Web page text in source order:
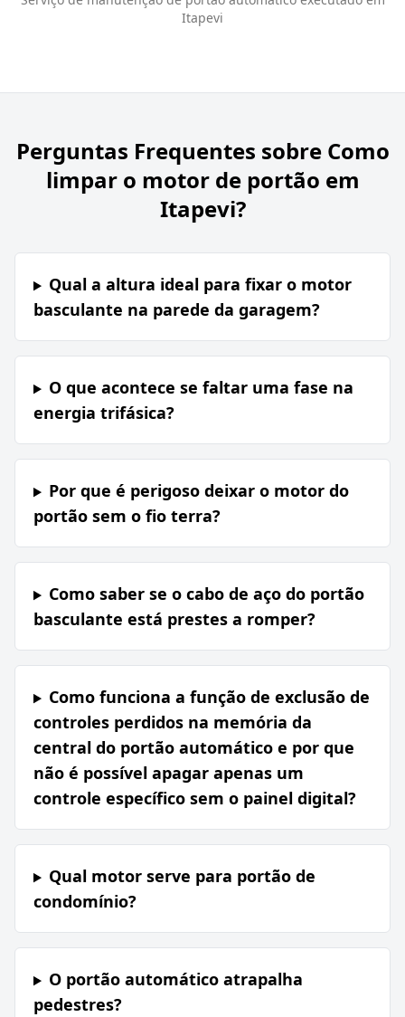
Itapevi
Perguntas Frequentes sobre Como
limpar o motor de portão em
Itapevi?
Qual a altura ideal para fixar o motor
basculante na parede da garagem?
O que acontece se faltar uma fase na
energia trifásica?
Por que é perigoso deixar o motor do
portão sem o fio terra?
Como saber se o cabo de aço do portão
basculante está prestes a romper?
Como funciona a função de exclusão de
controles perdidos na memória da
central do portão automático e por que
não é possível apagar apenas um
controle específico sem o painel digital?
Qual motor serve para portão de
condomínio?
O portão automático atrapalha
pedestres?